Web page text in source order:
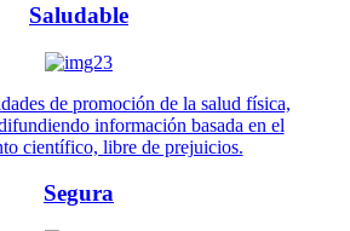
Saludable
de promoción de la salud física,
información basada en el
científico, libre de prejuicios.
Segura